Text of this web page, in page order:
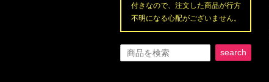
付きなので、注文した商品が行方
不明になる心配がございません。
search